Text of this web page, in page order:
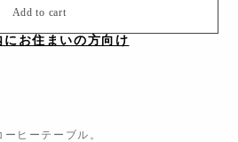
Add to cart
にお住まいの方向け
ヒーテーブル。